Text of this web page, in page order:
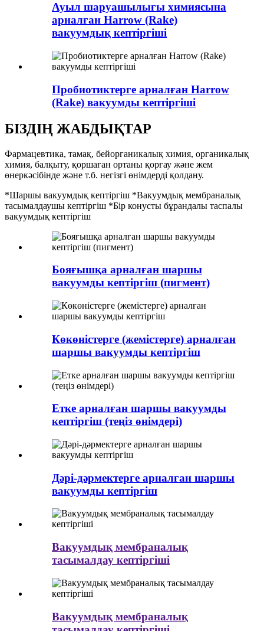
Ауыл шаруашылығы химиясына
арналған Harrow (Rake)
вакуумдық кептіргіші
Пробиотиктерге арналған Harrow
(Rake) вакуумды кептіргіші
БІЗДІҢ ЖАБДЫҚТАР
Фармацевтика, тамақ, бейорганикалық химия, органикалық
химия, балқыту, қоршаған ортаны қорғау және жем
өнеркәсібінде және т.б. негізгі өнімдерді қолдану.
*Шаршы вакуумдық кептіргіш *Вакуумдық мембраналық
тасымалдаушы кептіргіш *Бір конусты бұрандалы таспалы
вакуумдық кептіргіш
Бояғышқа арналған шаршы
вакуумды кептіргіш (пигмент)
Көкөністерге (жемістерге) арналған
шаршы вакуумды кептіргіш
Етке арналған шаршы вакуумды
кептіргіш (теңіз өнімдері)
Дәрі-дәрмектерге арналған шаршы
вакуумды кептіргіш
Вакуумдық мембраналық
тасымалдау кептіргіші
Вакуумдық мембраналық